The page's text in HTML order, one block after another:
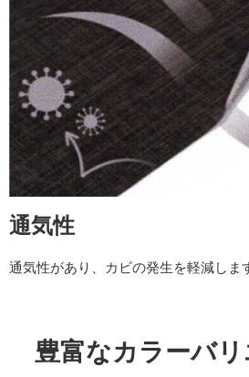
通気性
通気性があり、カビの発生を軽減しま
豊富なカラーバ